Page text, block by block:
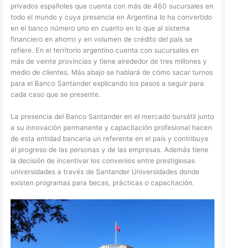
privados españoles que cuenta con más de 460 sucursales en
todo el mundo y cuya presencia en Argentina lo ha convertido
en el banco número uno en cuanto en lo que al sistema
financiero en ahorro y en volumen de crédito del país se
refiere. En el territorio argentino cuenta con sucursales en
más de veinte provincias y tiene alrededor de tres millones y
medio de clientes. Más abajo se hablará de cómo sacar turnos
para el Banco Santander explicando los pasos a seguir para
cada caso que se presente.
La presencia del Banco Santander en el mercado bursátil junto
a su innovación permanente y capacitación profesional hacen
de esta entidad bancaria un referente en el país y contribuye
al progreso de las personas y de las empresas. Además tiene
la decisión de incentivar los convenios entre prestigiosas
universidades a través de Santander Universidades donde
existen programas para becas, prácticas o capacitación.